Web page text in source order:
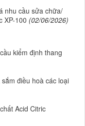
nhu cầu sửa chữa/
XP-100 (02/06/2026)
kiểm định thang
điều hoà các loại
Acid Citric